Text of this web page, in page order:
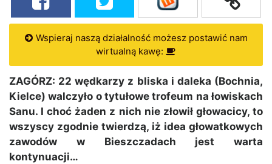
Wspieraj naszą działalność możesz postawić nam
wirtualną kawę:
ZAGÓRZ: 22 wędkarzy z bliska i daleka (Bochnia,
Kielce) walczyło o tytułowe trofeum na łowiskach
Sanu. I choć żaden z nich nie złowił głowacicy, to
wszyscy zgodnie twierdzą, iż idea głowatkowych
zawodów w Bieszczadach jest warta
kontynuacji…